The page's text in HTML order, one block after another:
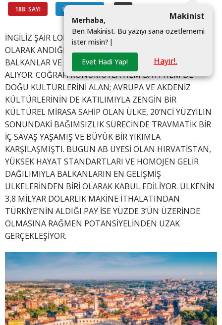
188. SAYI ÜLKELERDEN
Makinist
Merhaba,
Ben Makinist. Bu yazıyı sana özetlememi
ister misin? |
Evet Hadi Yap! Hayır!.
İNGİLİZ ŞAİR LORD BYRON’IN “ADRİYATİK’İN İNCİSİ”
OLARAK ANDIĞI HIRVATİSTAN, ORTA AVRUPA,
BALKANLAR VE AKDENİZ’İN KESİŞİM NOKTASINDA YER
ALIYOR. COĞRAFİ KONUMUYLA HEM BATI HEM DE
DOĞU KÜLTÜRLERİNİ ALAN; AVRUPA VE AKDENİZ
KÜLTÜRLERİNİN DE KATILIMIYLA ZENGİN BİR
KÜLTÜREL MİRASA SAHİP OLAN ÜLKE, 20’NCİ YÜZYILIN
SONUNDAKİ BAĞIMSIZLIK SÜRECİNDE TRAVMATİK BİR
İÇ SAVAŞ YAŞAMIŞ VE BÜYÜK BİR YIKIMLA
KARŞILAŞMIŞTI. BUGÜN AB ÜYESİ OLAN HIRVATİSTAN,
YÜKSEK HAYAT STANDARTLARI VE HOMOJEN GELİR
DAĞILIMIYLA BALKANLARIN EN GELİŞMİŞ
ÜLKELERİNDEN BİRİ OLARAK KABUL EDİLİYOR. ÜLKENİN
3,8 MİLYAR DOLARLIK MAKİNE İTHALATINDAN
TÜRKİYE’NİN ALDIĞI PAY İSE YÜZDE 3’ÜN ÜZERİNDE
OLMASINA RAĞMEN POTANSİYELİNDEN UZAK
GERÇEKLEŞİYOR.